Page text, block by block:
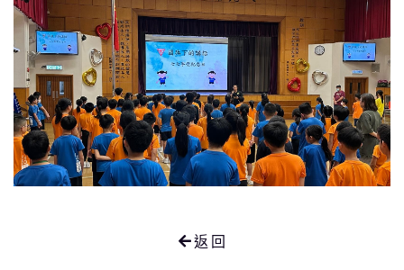
返 回